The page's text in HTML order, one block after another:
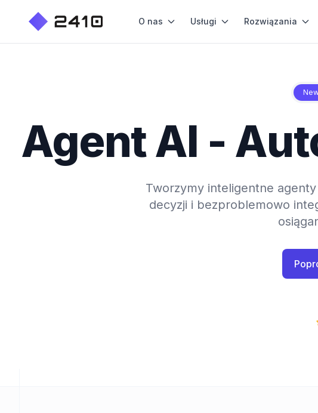
O nas Usługi Rozwiązania
Agent AI -
Tworzymy inteligentne
decyzji i bezproblemowo